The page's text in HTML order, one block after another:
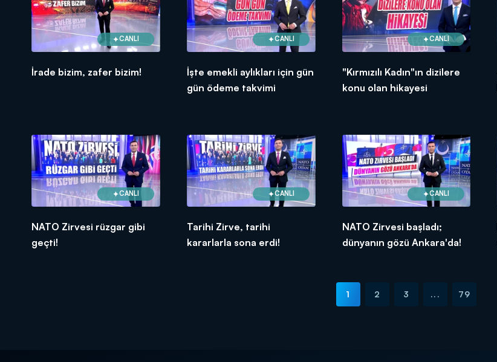
CANLI
İrade bizim, zafer bizim!
CANLI
İşte emekli aylıkları için gün
gün ödeme takvimi
CANLI
"Kırmızılı Kadın"ın dizilere
konu olan hikayesi
CANLI
NATO Zirvesi rüzgar gibi
geçti!
CANLI
Tarihi Zirve, tarihi
kararlarla sona erdi!
CANLI
NATO Zirvesi başladı;
dünyanın gözü Ankara'da!
1 2 3 ... 79